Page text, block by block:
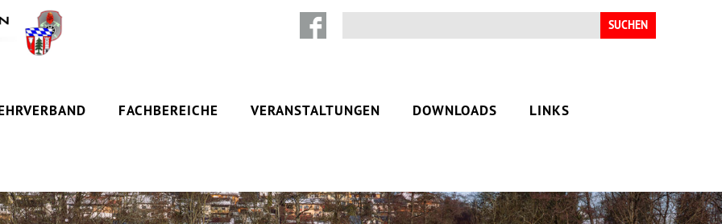
Suchen
nach:
FACHBEREICHE VERANSTALTUNGEN DOWNLOADS LINKS